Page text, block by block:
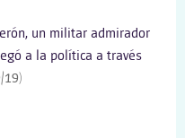
un militar admirador
a la política a través
19)